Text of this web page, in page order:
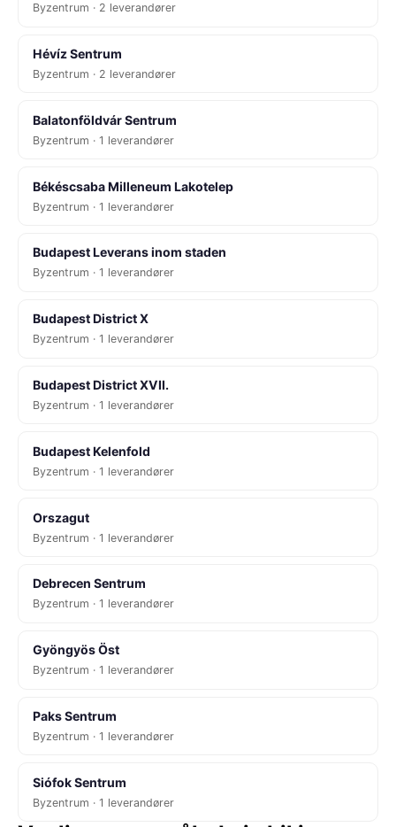
Byzentrum · 2 leverandører
Hévíz Sentrum
Byzentrum · 2 leverandører
Balatonföldvár Sentrum
Byzentrum · 1 leverandører
Békéscsaba Milleneum Lakotelep
Byzentrum · 1 leverandører
Budapest Leverans inom staden
Byzentrum · 1 leverandører
Budapest District X
Byzentrum · 1 leverandører
Budapest District XVII.
Byzentrum · 1 leverandører
Budapest Kelenfold
Byzentrum · 1 leverandører
Orszagut
Byzentrum · 1 leverandører
Debrecen Sentrum
Byzentrum · 1 leverandører
Gyöngyös Öst
Byzentrum · 1 leverandører
Paks Sentrum
Byzentrum · 1 leverandører
Siófok Sentrum
Byzentrum · 1 leverandører